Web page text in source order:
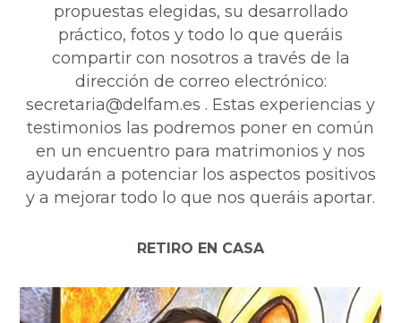
propuestas elegidas, su desarrollado
práctico, fotos y todo lo que queráis
compartir con nosotros a través de la
dirección de correo electrónico:
secretaria@delfam.es . Estas experiencias y
testimonios las podremos poner en común
en un encuentro para matrimonios y nos
ayudarán a potenciar los aspectos positivos
y a mejorar todo lo que nos queráis aportar.
RETIRO EN CASA